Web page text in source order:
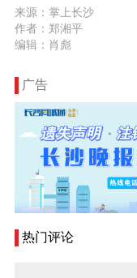
来源：掌上长沙
作者：郑湘平
编辑：肖彪
广告
热门评论